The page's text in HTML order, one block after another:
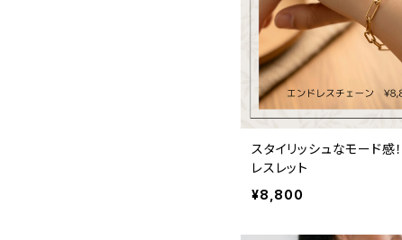
スタイリッシュなモード感
レスレット
¥8,800